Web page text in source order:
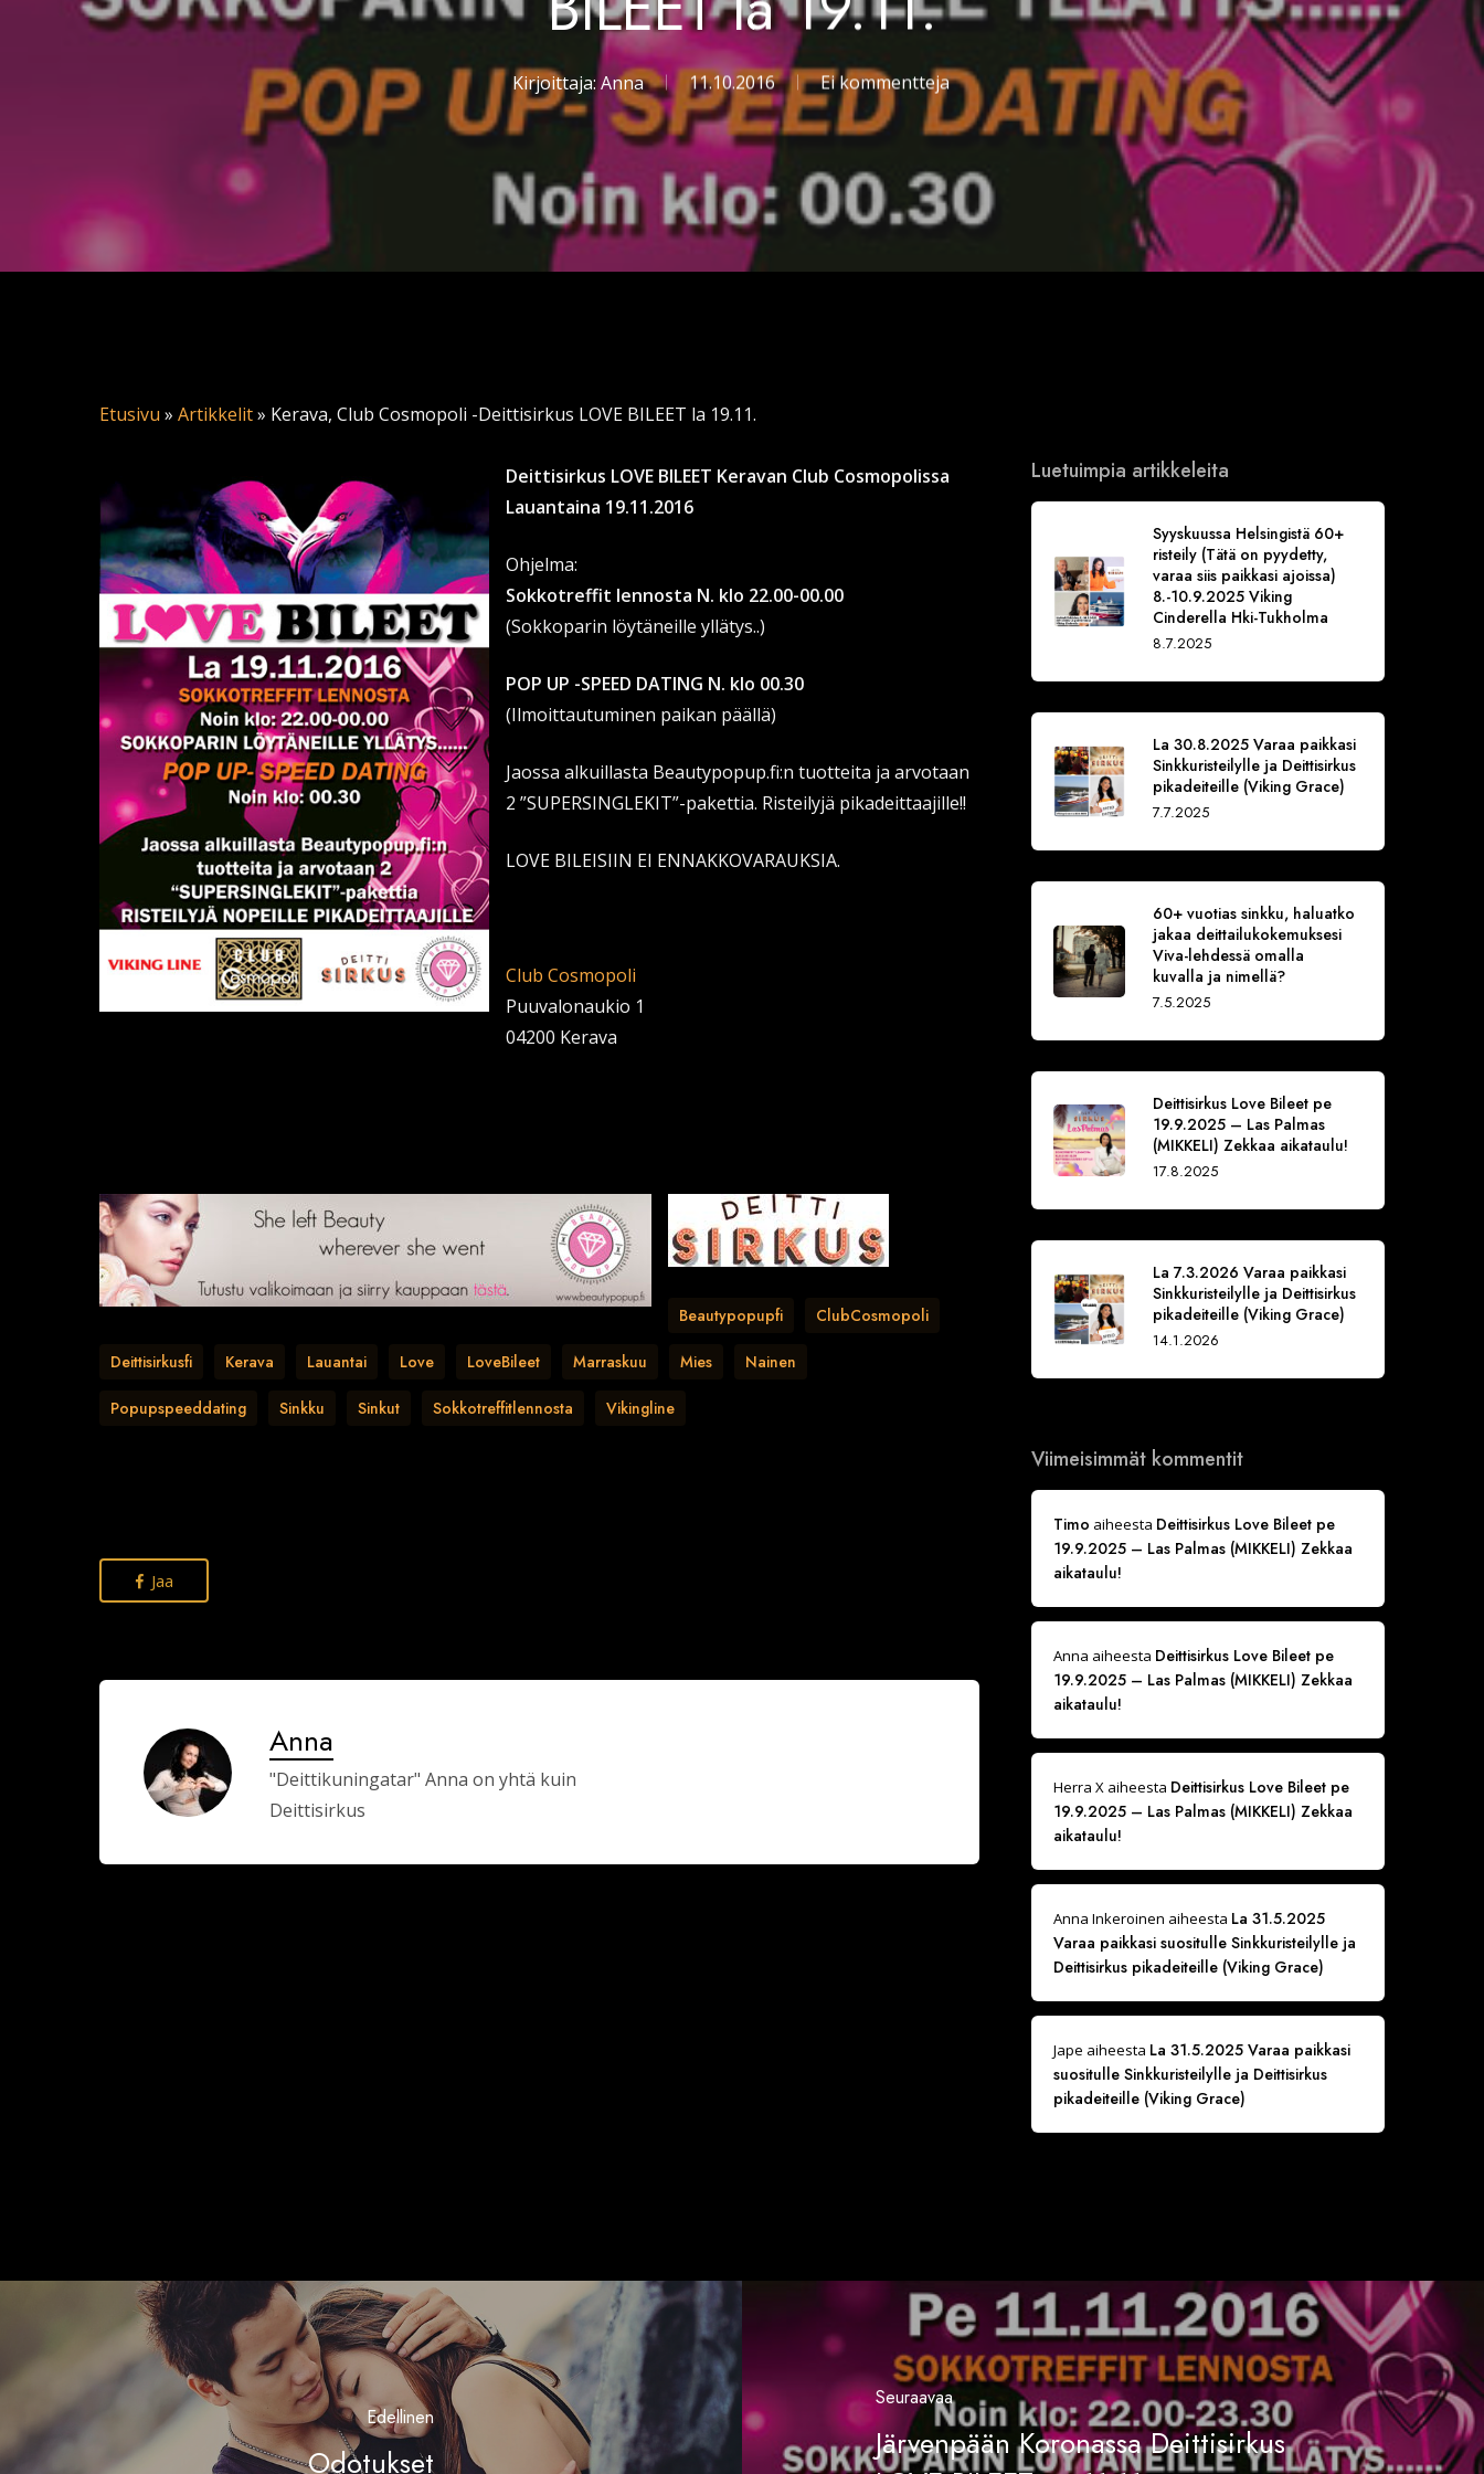
Kirjoittaja:Anna 11.10.2016 Ei kommentteja
Etusivu » Artikkelit» Kerava, Club Cosmopoli -Deittisirkus LOVE BILEET la 19.11.
Deittisirkus LOVE BILEET Keravan Club Cosmopolissa
Lauantaina 19.11.2016
Ohjelma:
Sokkotreffit lennosta N. klo 22.00-00.00
(Sokkoparin löytäneille yllätys..)
POP UP -SPEED DATING N. klo 00.30
(Ilmoittautuminen paikan päällä)
Jaossa alkuillasta Beautypopup.fi:n tuotteita ja arvotaan
2 ”SUPERSINGLEKIT”-pakettia. Risteilyjä pikadeittaajille!!
LOVE BILEISIIN EI ENNAKKOVARAUKSIA.
Club Cosmopoli
Puuvalonaukio 1
04200 Kerava
Beautypopupfi ClubCosmopoli
Deittisirkusfi Kerava Lauantai Love LoveBileet Marraskuu Mies Nainen
Popupspeeddating Sinkku Sinkut Sokkotreffitlennosta Vikingline
Jaa
Anna
"Deittikuningatar" Anna on yhtä kuin
Deittisirkus
Luetuimpia artikkeleita
Syyskuussa Helsingistä 60+
risteily (Tätä on pyydetty,
varaa siis paikkasi ajoissa)
8.-10.9.2025 Viking
Cinderella Hki-Tukholma
8.7.2025
La 30.8.2025 Varaa paikkasi
Sinkkuristeilylle ja Deittisirkus
pikadeiteille (Viking Grace)
7.7.2025
60+ vuotias sinkku, haluatko
jakaa deittailukokemuksesi
Viva-lehdessä omalla
kuvalla ja nimellä?
7.5.2025
Deittisirkus Love Bileet pe
19.9.2025 – Las Palmas
(MIKKELI) Zekkaa aikataulu!
17.8.2025
La 7.3.2026 Varaa paikkasi
Sinkkuristeilylle ja Deittisirkus
pikadeiteille (Viking Grace)
14.1.2026
Viimeisimmät kommentit
Timo aiheesta Deittisirkus Love Bileet pe
19.9.2025 – Las Palmas (MIKKELI) Zekkaa
aikataulu!
Anna aiheesta Deittisirkus Love Bileet pe
19.9.2025 – Las Palmas (MIKKELI) Zekkaa
aikataulu!
Herra Xaiheesta Deittisirkus Love Bileet pe
19.9.2025 – Las Palmas (MIKKELI) Zekkaa
aikataulu!
Anna Inkeroinen aiheesta La 31.5.2025
Varaa paikkasi suositulle Sinkkuristeilylle ja
Deittisirkus pikadeiteille (Viking Grace)
Jape aiheesta La 31.5.2025 Varaa paikkasi
suositulle Sinkkuristeilylle ja Deittisirkus
pikadeiteille (Viking Grace)
Edellinen
Odotukset
Seuraavaa
Järvenpään Koronassa Deittisirkus